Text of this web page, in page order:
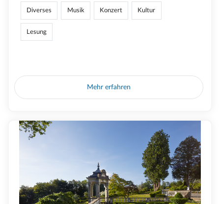
Diverses Musik Konzert Kultur
Lesung
Mehr erfahren